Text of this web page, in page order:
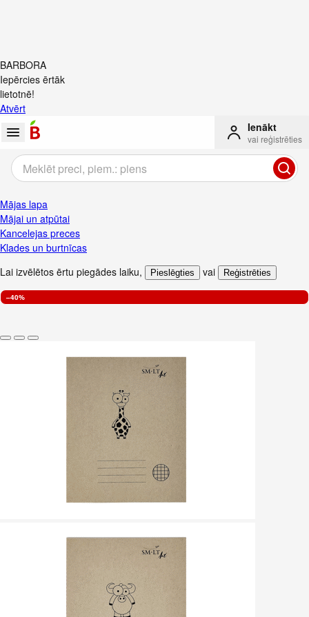
BARBORA
Iepērcies ērtāk
lietotnē!
Atvērt
Ienākt
vai reģistrēties
Mājas lapa
Mājai un atpūtai
Kancelejas preces
Klades un burtnīcas
Lai izvēlētos ērtu piegādes laiku, Pieslēgties vai Reģistrēties
–40%